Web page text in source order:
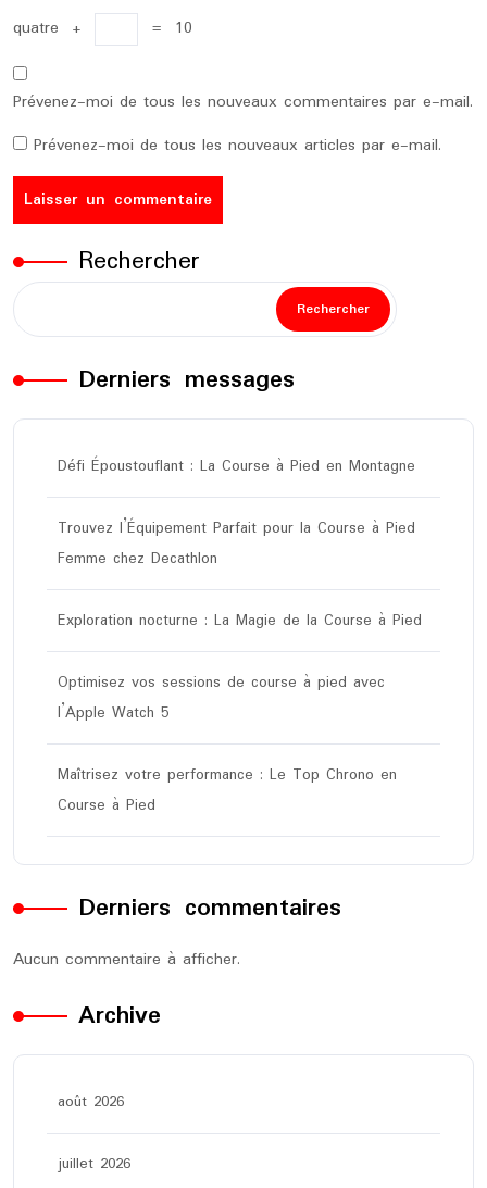
quatre + = 10
Prévenez-moi de tous les nouveaux commentaires par e-mail.
Prévenez-moi de tous les nouveaux articles par e-mail.
Rechercher
Rechercher
Derniers messages
Défi Époustouflant : La Course à Pied en Montagne
Trouvez l’Équipement Parfait pour la Course à Pied
Femme chez Decathlon
Exploration nocturne : La Magie de la Course à Pied
Optimisez vos sessions de course à pied avec
l’Apple Watch 5
Maîtrisez votre performance : Le Top Chrono en
Course à Pied
Derniers commentaires
Aucun commentaire à afficher.
Archive
août 2026
juillet 2026